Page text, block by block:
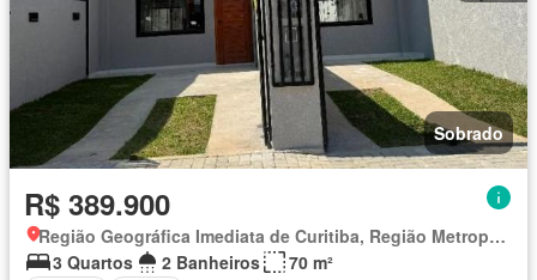
Sobrado
R$ 389.900
Região Geográfica Imediata de Curitiba, Região Metropolitana de Curitiba
3 Quartos
2 Banheiros
70 m²